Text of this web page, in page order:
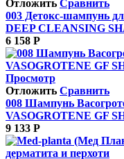
Отложить Сравнить
003 Детокс-шампунь
DEEP CLEANSING
6 158 Р
Просмотр
Отложить Сравнить
008 Шампунь
VASOGROTENE GF
9 133 Р